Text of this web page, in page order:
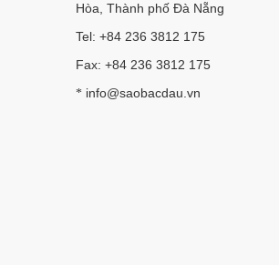
Hòa, Thành phố Đà Nẵng
Tel: +84 236 3812 175
Fax: +84 236 3812 175
* info@saobacdau.vn